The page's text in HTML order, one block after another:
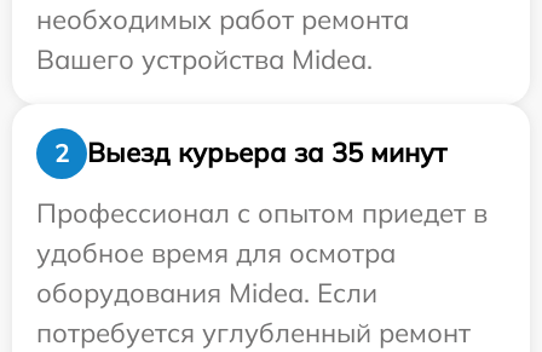
необходимых работ ремонта
Вашего устройства Midea.
2
Выезд курьера за 35 минут
Профессионал с опытом приедет в
удобное время для осмотра
оборудования Midea. Если
потребуется углубленный ремонт